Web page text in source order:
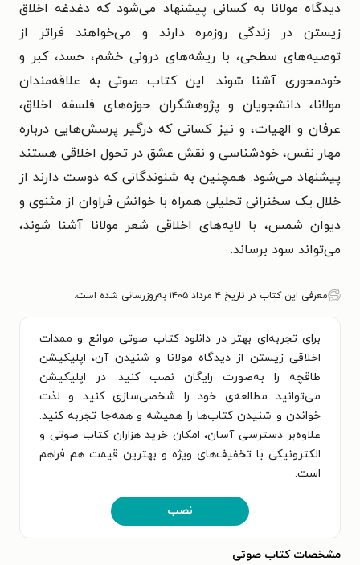
دیدگاه مولانا به کسانی پیشنهاد می‌شود که دغدغه اخلاق
زیستن در زندگی روزمره دارند و می‌خواهند فراتر از
توصیه‌های سطحی، با ریشه‌های درونی خشم، حسد، کبر و
خودمحوری آشنا شوند. این کتاب صوتی به علاقه‌مندان
مولانا، دانشجویان و پژوهشگران حوزه‌های فلسفه اخلاق،
عرفان و الهیات، و نیز کسانی که درگیر پرسش‌هایی درباره
مهار نفس، خودشناسی و نقش عشق در تحول اخلاقی هستند
پیشنهاد می‌شود. همچنین به شنوندگانی که دوست دارند از
خلال یک سخنرانی تحلیلی همراه با خوانش فراوان از مثنوی و
دیوان شمس، با لایه‌های اخلاقی شعر مولانا آشنا شوند،
می‌تواند سود برساند.
معرفی این کتاب در تاریخ ۴ مرداد ۱۴۰۵ به‌روزرسانی شده است.
برای تجربه‌ای بهتر در دانلود کتاب صوتی موانع و ممدات
اخلاقی زیستن از دیدگاه مولانا و شنیدن آن، اپلیکیشن
طاقچه را به‌صورت رایگان نصب کنید. در اپلیکیشن
می‌توانید مطالعه‌ی خود را شخصی‌سازی کنید و لذت
خواندن و شنیدن کتاب‌ها را همیشه و همه‌جا تجربه کنید.
علاوه‌بر دسترسی آسان، امکان خرید هزاران کتاب صوتی و
الکترونیکی با تخفیف‌های ویژه و بهترین قیمت هم فراهم
است.
نصب
مشخصات کتاب صوتی